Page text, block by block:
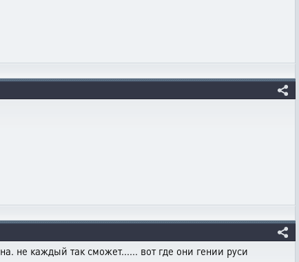
не каждый так сможет...... вот где они гении руси